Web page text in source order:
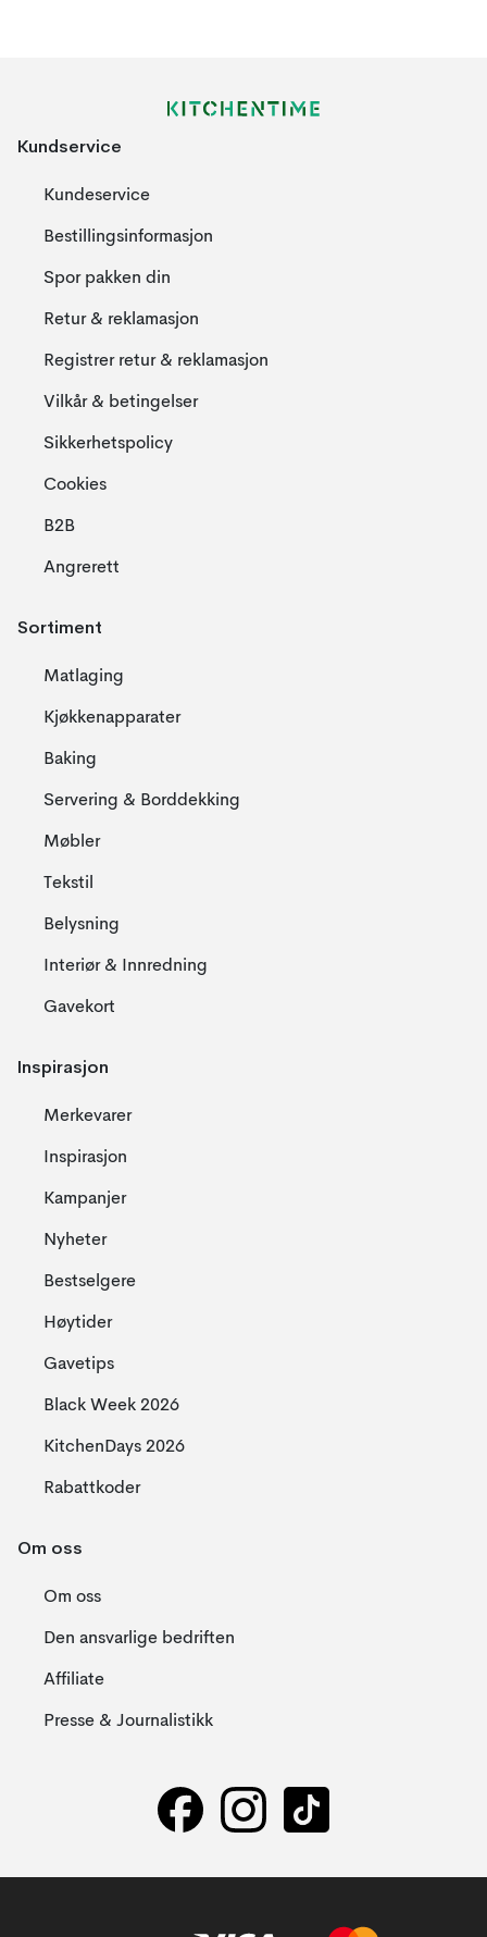
Kundservice
Kundeservice
Bestillingsinformasjon
Spor pakken din
Retur & reklamasjon
Registrer retur & reklamasjon
Vilkår & betingelser
Sikkerhetspolicy
Cookies
B2B
Angrerett
Sortiment
Matlaging
Kjøkkenapparater
Baking
Servering & Borddekking
Møbler
Tekstil
Belysning
Interiør & Innredning
Gavekort
Inspirasjon
Merkevarer
Inspirasjon
Kampanjer
Nyheter
Bestselgere
Høytider
Gavetips
Black Week 2026
KitchenDays 2026
Rabattkoder
Om oss
Om oss
Den ansvarlige bedriften
Affiliate
Presse & Journalistikk